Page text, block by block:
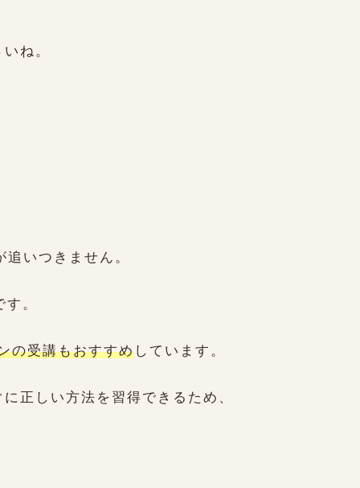
ね。
いつきません。
。
の受講もおすすめしています。
正しい方法を習得できるため、